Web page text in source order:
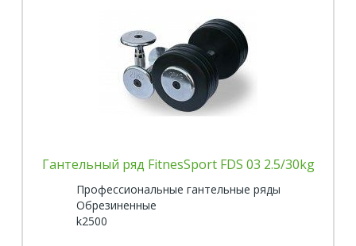
Гантельный ряд FitnesSport FDS 03 2.5/30kg
Профессиональные гантельные ряды
Обрезиненные
k2500